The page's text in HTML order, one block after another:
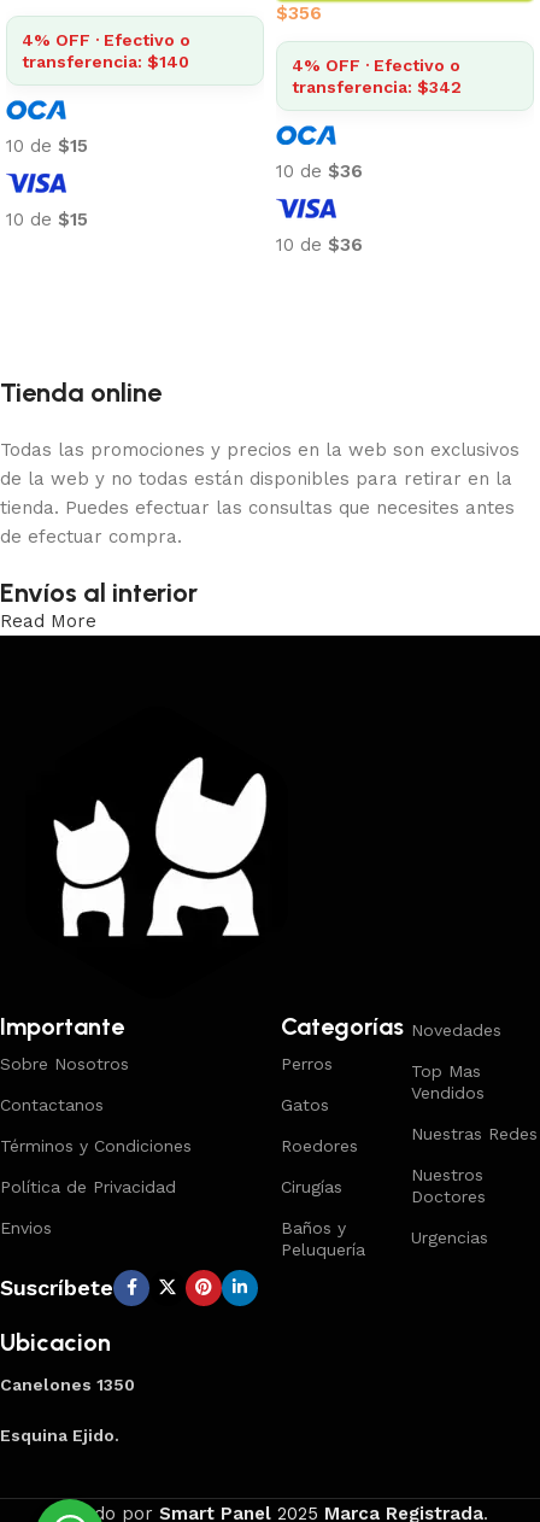
4% OFF · Efectivo o
transferencia: $140
10 de $15
10 de $15
$356
4% OFF · Efectivo o
transferencia: $342
10 de $36
10 de $36
Tienda online
Todas las promociones y precios en la web son exclusivos
de la web y no todas están disponibles para retirar en la
tienda. Puedes efectuar las consultas que necesites antes
de efectuar compra.
Envíos al interior
Read More
Importante
Sobre Nosotros
Contactanos
Términos y Condiciones
Política de Privacidad
Envios
Categorías
Perros
Gatos
Roedores
Cirugías
Baños y
Peluquería
Novedades
Top Mas
Vendidos
Nuestras Redes
Nuestros
Doctores
Urgencias
Suscríbete
Ubicacion
Canelones 1350
Esquina Ejido.
Creado por Smart Panel 2025 Marca Registrada.